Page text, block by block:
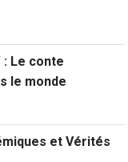
: Le conte
le monde
et Vérités